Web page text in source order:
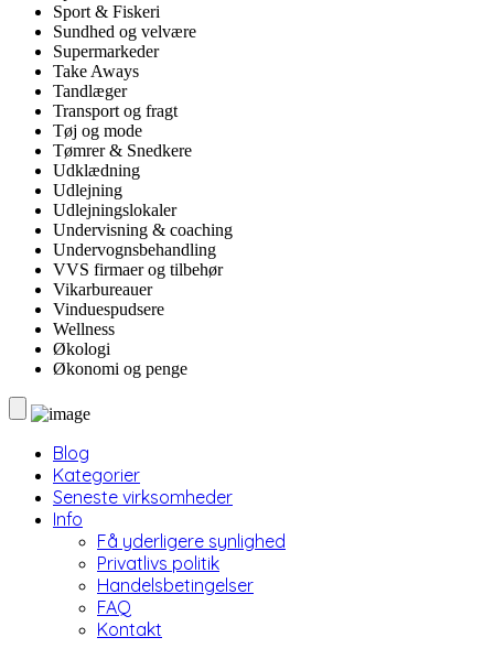
Sport & Fiskeri
Sundhed og velvære
Supermarkeder
Take Aways
Tandlæger
Transport og fragt
Tøj og mode
Tømrer & Snedkere
Udklædning
Udlejning
Udlejningslokaler
Undervisning & coaching
Undervognsbehandling
VVS firmaer og tilbehør
Vikarbureauer
Vinduespudsere
Wellness
Økologi
Økonomi og penge
Blog
Kategorier
Seneste virksomheder
Info
Få yderligere synlighed
Privatlivs politik
Handelsbetingelser
FAQ
Kontakt